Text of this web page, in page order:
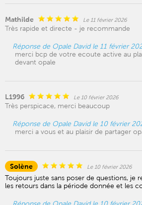
Mathilde Le 11 février 2026
Très rapide et directe - je recommande
Réponse de Opale David le 11 février
merci bcp de votre ecoute active au
devant opale
L1996 Le 10 février 2026
Très perspicace, merci beaucoup
Réponse de Opale David le 10 février
merci a vous et au plaisir de partager
Solène Le 10 février 2026
Toujours juste sans poser de questions, je
les retours dans la période donnée et les